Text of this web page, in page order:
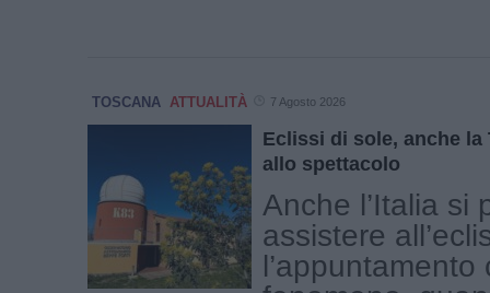
TOSCANA ATTUALITÀ 7 Agosto 2026
Eclissi di sole, anche la
allo spettacolo
Anche l’Italia si
assistere
l’appuntamento